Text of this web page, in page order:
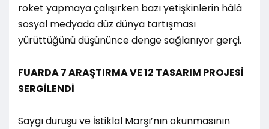
roket yapmaya çalışırken bazı yetişkinlerin hâlâ
sosyal medyada düz dünya tartışması
yürüttüğünü düşününce denge sağlanıyor gerçi.
FUARDA 7 ARAŞTIRMA VE 12 TASARIM PROJESİ
SERGİLENDİ
Saygı duruşu ve İstiklal Marşı’nın okunmasının